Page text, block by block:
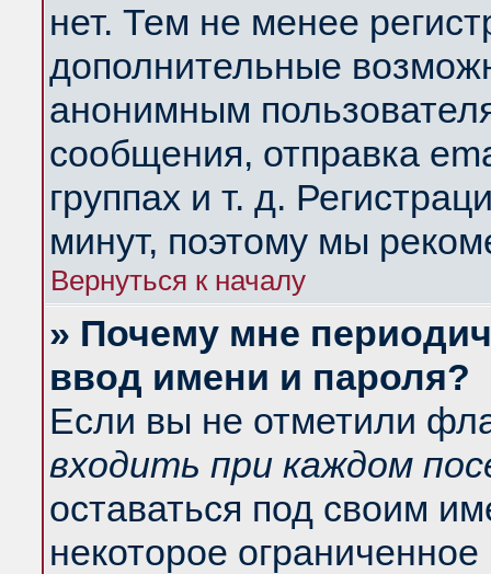
нет. Тем не менее
дополнительные
анонимным
сообщения, отправка
группах и т. д.
минут, поэтому мы
Вернуться к началу
» Почему мне
ввод имени и пароля?
Если вы не отметили
входить при каждом
оставаться под своим
некоторое